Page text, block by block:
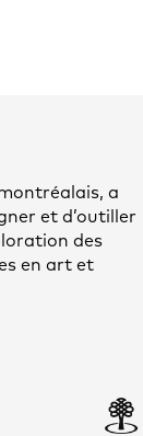
a
et d’outiller
des
en art et